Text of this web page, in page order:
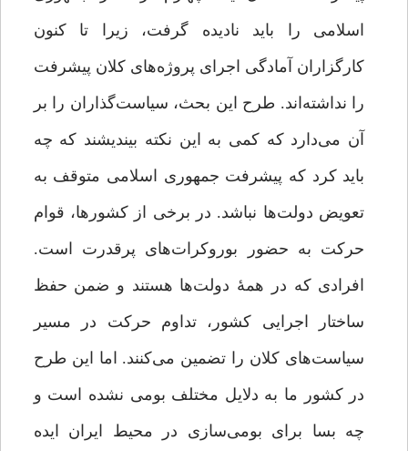
اسلامی را باید نادیده گرفت، زیرا تا کنون
کارگزاران آمادگی اجرای ‌پروژه‌های کلان پیشرفت
را نداشته‌اند. طرح این بحث، سیاست‌گذاران را بر
آن می‌دارد که کمی به این نکته بیندیشند که چه
باید کرد که پیشرفت جمهوری اسلامی متوقف به
تعویض دولت‌ها نباشد. در برخی از کشورها، قوام
حرکت به حضور بوروکرات‌های پرقدرت است.
افرادی که در همۀ دولت‌ها هستند و ضمن حفظ
ساختار اجرایی کشور، تداوم حرکت در مسیر
سیاست‌های کلان را تضمین می‌کنند. اما این طرح
در کشور ما به دلایل مختلف بومی نشده است و
چه بسا برای بومی‌سازی در محیط ایران ایده